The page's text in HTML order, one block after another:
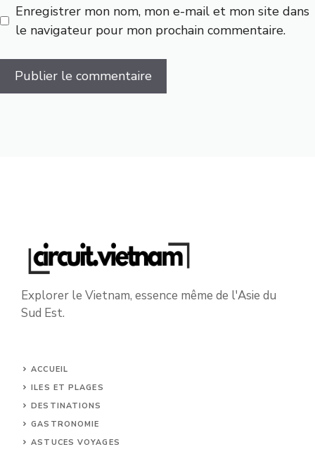
Enregistrer mon nom, mon e-mail et mon site dans
le navigateur pour mon prochain commentaire.
Explorer le Vietnam, essence même de l'Asie du
Sud Est.
ACCUEIL
ILES ET PLAGES
DESTINATIONS
GASTRONOMIE
ASTUCES VOYAGES